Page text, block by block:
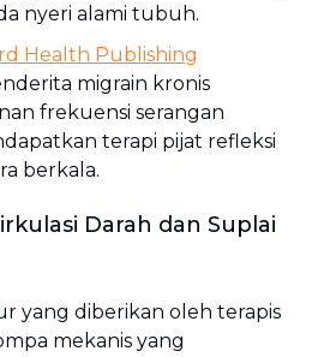
nyeri alami tubuh.
Health Publishing
migrain kronis
frekuensi serangan
terapi pijat refleksi
berkala.
Darah dan Suplai
yang diberikan oleh terapis
mekanis yang